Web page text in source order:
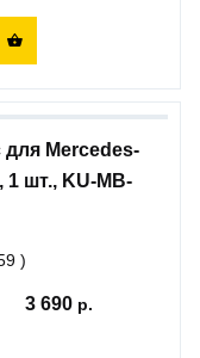

Mercedes-
1 шт., KU-MB-
)
3 690